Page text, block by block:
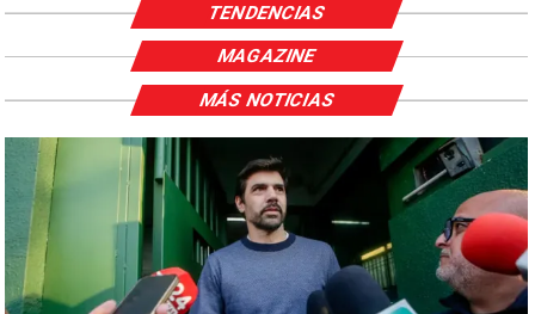
TENDENCIAS
MAGAZINE
MÁS NOTICIAS